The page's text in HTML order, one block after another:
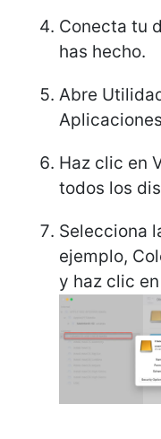
Conecta tu
has hecho.
Abre
Haz clic en
todos los
Selecciona
ejemplo,
y haz clic